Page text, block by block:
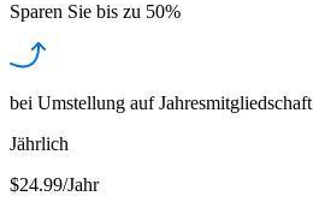
Sparen Sie bis zu 50%
bei Umstellung auf Jahresmitgliedschaft
Jährlich
$24.99/Jahr